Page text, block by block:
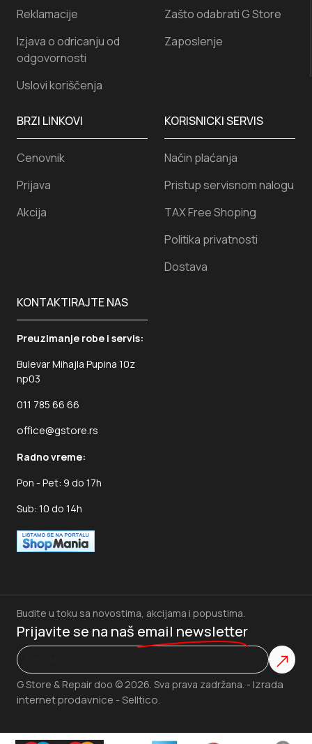
KORISNICKI SERVIS
Način plaćanja
Pristup servisnom nalogu
TAX Free Shoping
Politika privatnosti
Dostava
Reklamacije
Izjava o odricanju od
odgovornosti
Uslovi koriščenja
KONTAKTIRAJTE NAS
Preuzimanje robe i servis:
Bulevar Mihajla Pupina 10z
np03
011 785 66 66
office@gstore.rs
Radno vreme:
Pon - Pet: 9 do 17h
Sub: 10 do 14h
Zašto odabrati G Store
Zaposlenje
BRZI LINKOVI
Cenovnik
Prijava
Akcija
G Store & Repair doo © 2026. Sva prava zadržana. - Izrada
internet prodavnice - Selltico.
Budite u toku sa novostima, akcijama i popustima.
Prijavite se na naš email newsletter